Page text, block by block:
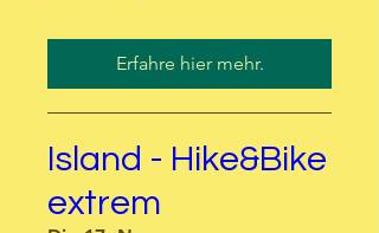
Erfahre hier mehr.
Island - Hike&Bike
extrem